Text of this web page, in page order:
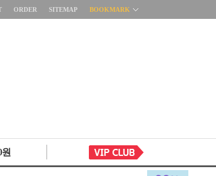
ORDER SITEMAP BOOKMARK